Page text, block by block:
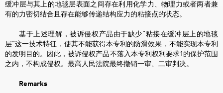
缓冲层与其上的地毯层表面之间存在利用化学力、物理力或者两者兼
有的力密切结合且存在能够传递结构应力的粘接点的状态。
基于上述理解，被诉侵权产品由于缺少“粘接在缓冲层上的地毯
层”这一技术特征，使其不能获得本专利的防滑效果，不能实现本专利
的发明目的。因此，被诉侵权产品不落入本专利权利要求1的保护范围
之内，不构成侵权。最高人民法院最终撤销一审、二审判决。
Remarks